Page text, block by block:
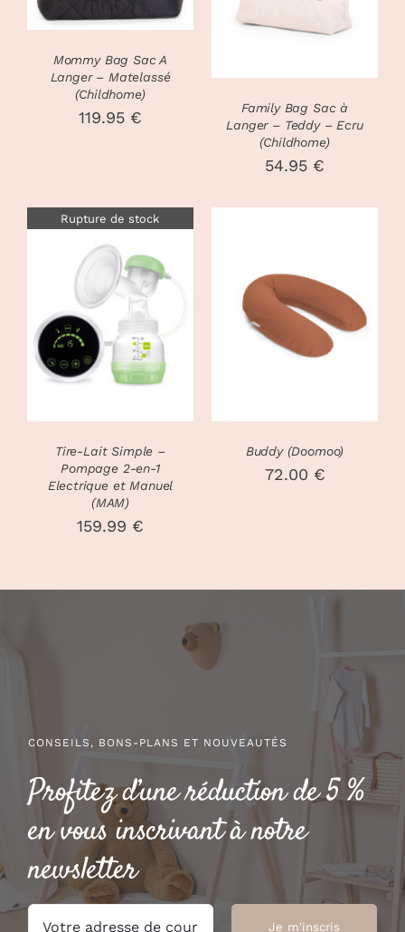
Mommy Bag Sac A
Langer – Matelassé
(Childhome)
119.95 €
Family Bag Sac à
Langer – Teddy – Ecru
(Childhome)
54.95 €
Rupture de stock
DÉTAILS
Tire-Lait Simple –
Pompage 2-en-1
Electrique et Manuel
(MAM)
159.99 €
CHOIX DES
OPTIONS CE
PRODUIT
A
PEUVENT
ÊTRE
CHOISIES
/
DÉTAILS
Buddy (Doomoo)
72.00 €
CONSEILS, BONS-PLANS ET NOUVEAUTÉS
Profitez d’une réduction de 5 %
en vous inscrivant à notre
newsletter